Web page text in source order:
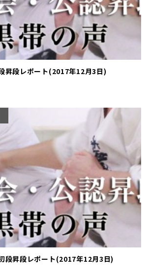
昇段レポート(2017年12月3日)
段昇段レポート(2017年12月3日)